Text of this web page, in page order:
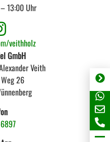
GmbH
Veith
26
13:00 Uhr
veithholz